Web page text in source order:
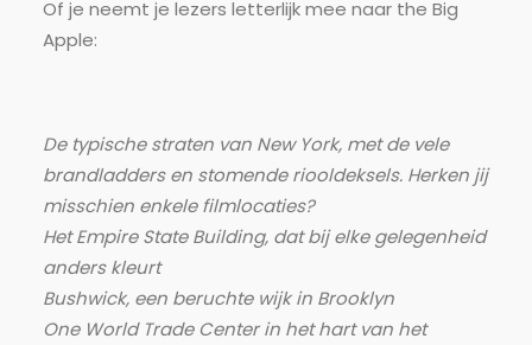
Of je neemt je lezers letterlijk mee naar the Big
Apple:
De typische straten van New York, met de vele
brandladders en stomende riooldeksels. Herken jij
misschien enkele filmlocaties?
Het Empire State Building, dat bij elke gelegenheid
anders kleurt
Bushwick, een beruchte wijk in Brooklyn
One World Trade Center in het hart van het